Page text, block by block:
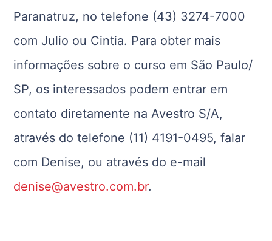
Paranatruz, no telefone (43) 3274-7000
com Julio ou Cintia. Para obter mais
informações sobre o curso em São Paulo/
SP, os interessados podem entrar em
contato diretamente na Avestro S/A,
através do telefone (11) 4191-0495, falar
com Denise, ou através do e-mail
denise@avestro.com.br.